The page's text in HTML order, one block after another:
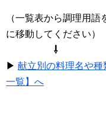
（一覧表から調理用
に移動してください）
⇩
▶ 献立別の料理名や
一覧】へ